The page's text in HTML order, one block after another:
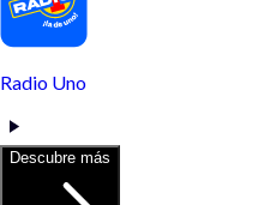
Radio Uno
Descubre más